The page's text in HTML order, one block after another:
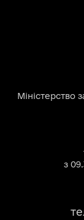
Міністерство
з